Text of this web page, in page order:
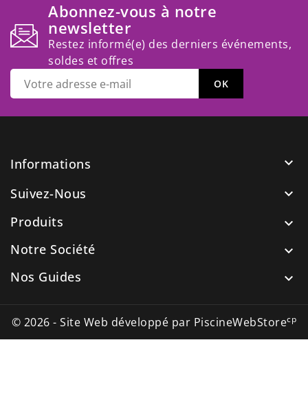
Abonnez-vous à notre
newsletter
Restez informé(e) des derniers événements,
soldes et offres
Informations

Suivez-Nous

Produits

Notre Société

Nos Guides

© 2026 - Site Web développé par PiscineWebStorecp